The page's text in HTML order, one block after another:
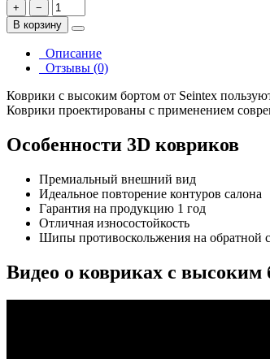
+
−
В корзину
Описание
Отзывы (0)
Коврики с высоким бортом от Seintex
Коврики проектированы с применением
Особенности 3D ковриков
Премиальный внешний вид
Идеальное повторение контуров салона
Гарантия на продукцию 1 год
Отличная износостойкость
Шипы противоскольжения на обратной
Видео о ковриках с высоким